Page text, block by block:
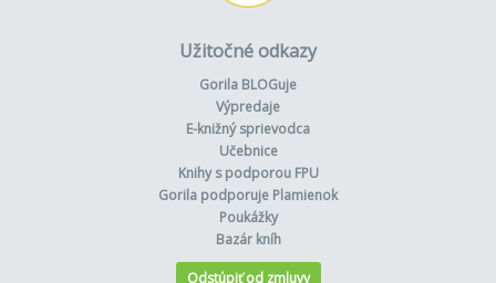
Užitočné odkazy
Gorila BLOGuje
Výpredaje
E-knižný sprievodca
Učebnice
Knihy s podporou FPU
Gorila podporuje Plamienok
Poukážky
Bazár kníh
Odstúpiť od zmluvy